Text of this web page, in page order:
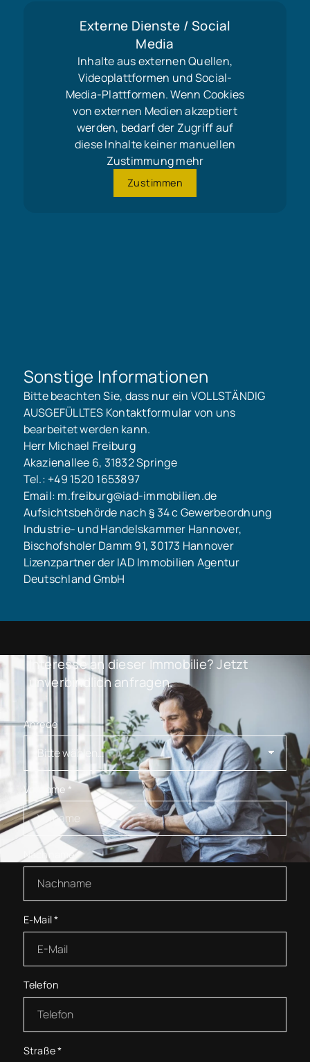
Externe Dienste / Social
Media
Inhalte aus externen Quellen,
Videoplattformen und Social-
Media-Plattformen. Wenn Cookies
von externen Medien akzeptiert
werden, bedarf der Zugriff auf
diese Inhalte keiner manuellen
Zustimmung mehr
Zustimmen
Sonstige Informationen
Bitte beachten Sie, dass nur ein VOLLSTÄNDIG
AUSGEFÜLLTES Kontaktformular von uns
bearbeitet werden kann.
Herr Michael Freiburg
Akazienallee 6, 31832 Springe
Tel.: +49 1520 1653897
Email: m.freiburg@iad-immobilien.de
Aufsichtsbehörde nach § 34 c Gewerbeordnung
Industrie- und Handelskammer Hannover,
Bischofsholer Damm 91, 30173 Hannover
Lizenzpartner der IAD Immobilien Agentur
Deutschland GmbH
Interesse an dieser Immobilie? Jetzt
unverbindlich anfragen.
Anrede
Vorname *
Nachname*
E-Mail*
Telefon
Straße*